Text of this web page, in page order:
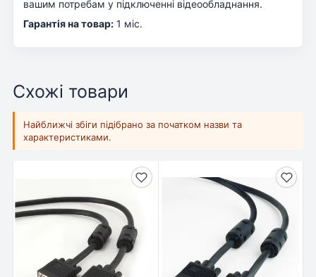
вашим потребам у підключенні відеообладнання.
Гарантія на товар: 1 міс.
Схожі товари
Найближчі збіги підібрано за початком назви та
характеристиками.